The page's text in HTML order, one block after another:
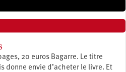
20 euros Bagarre. Le titre
donne envie d’acheter le livre. Et